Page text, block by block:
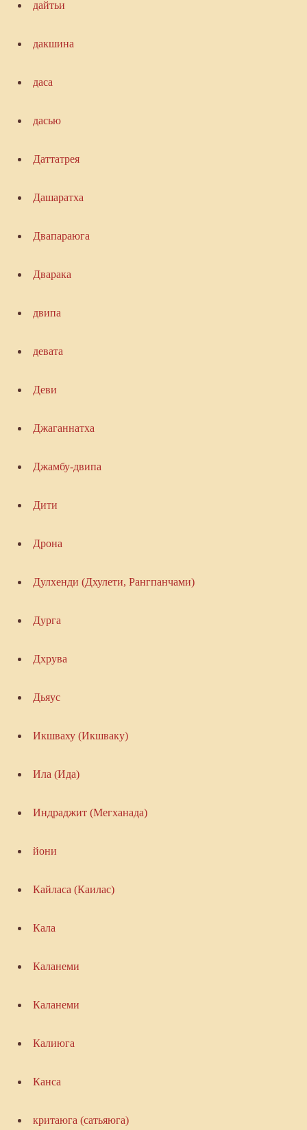
дайтьи
дакшина
даса
дасью
Даттатрея
Дашаратха
Двапараюга
Дварака
двипа
девата
Деви
Джаганнатха
Джамбу-двипа
Дити
Дрона
Дулхенди (Дхулети, Рангпанчами)
Дурга
Дхрува
Дьяус
Икшваху (Икшваку)
Ила (Ида)
Индраджит (Мегханада)
йони
Кайласа (Каилас)
Кала
Каланеми
Каланеми
Калиюга
Канса
критаюга (сатьяюга)